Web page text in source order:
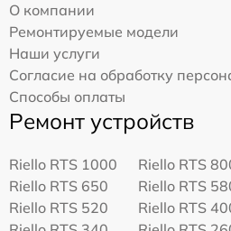
О компании
Ремонтируемые модели
Наши услуги
Согласие на обработку
Способы оплаты
Ремонт устройств
Riello RTS 1000
Riello RTS
Riello RTS 650
Riello RTS
Riello RTS 520
Riello RTS